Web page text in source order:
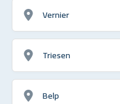
Vernier
Triesen
Belp